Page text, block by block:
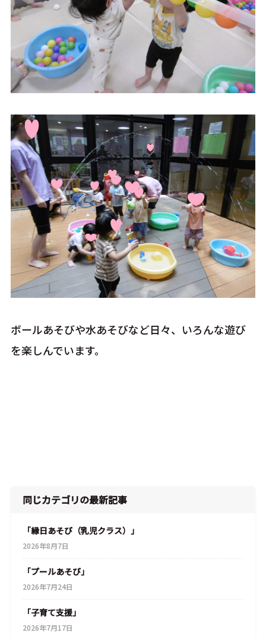
ボールあそびや水あそびなど日々、いろんな遊び
を楽しんでいます。
同じカテゴリの最新記事
「縁日あそび（乳児クラス）」
2026年8月7日
「プールあそび」
2026年7月24日
「子育て支援」
2026年7月17日